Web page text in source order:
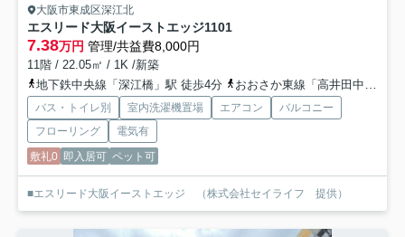
大阪市東成区深江北
エスリード大阪イーストエッジ1101
7.38万円 管理/共益費8,000円
11階 / 22.05㎡ / 1K /新築
地下鉄中央線「深江橋」駅 徒歩4分
おおさか東線「高井田中央」駅 徒歩15分
バス・トイレ別 室内洗濯機置場 エアコン
バルコニー
フローリング
電気有
敷礼0 即入居可 ペット可
■エスリード大阪イーストエッジ （株式会社セイライフ 提供）